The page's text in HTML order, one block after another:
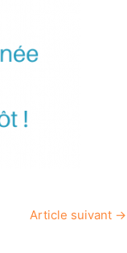
Article suivant →